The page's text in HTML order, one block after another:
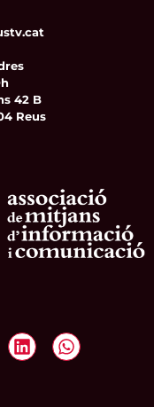
42 B
Reus